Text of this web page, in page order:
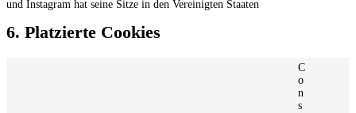
und Instagram hat seine Sitze in den Vereinigten Staaten
6. Platzierte Cookies
C
o
n
s